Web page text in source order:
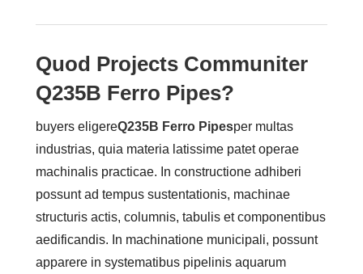
Quod Projects Communiter
Q235B Ferro Pipes?
buyers eligereQ235B Ferro Pipesper multas
industrias, quia materia latissime patet operae
machinalis practicae. In constructione adhiberi
possunt ad tempus sustentationis, machinae
structuris actis, columnis, tabulis et componentibus
aedificandis. In machinatione municipali, possunt
apparere in systematibus pipelinis aquarum